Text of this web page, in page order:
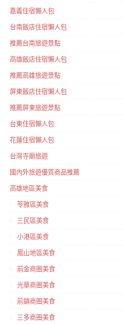
嘉義住宿懶人包
台南飯店住宿懶人包
推薦台南旅遊景點
高雄飯店住宿懶人包
推薦高雄旅遊景點
屏東飯店住宿懶人包
推薦屏東旅遊景點
台東住宿懶人包
花蓮住宿懶人包
台灣寺廟旅遊
國內外旅遊優質商品推薦
高雄地區美食
苓雅區美食
三民區美食
小港區美食
鳳山地區美食
前金商圈美食
光華商圈美食
前鎮商圈美食
三多商圈美食